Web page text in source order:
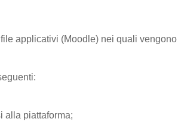
applicativi (Moodle) nei quali
alla piattaforma;